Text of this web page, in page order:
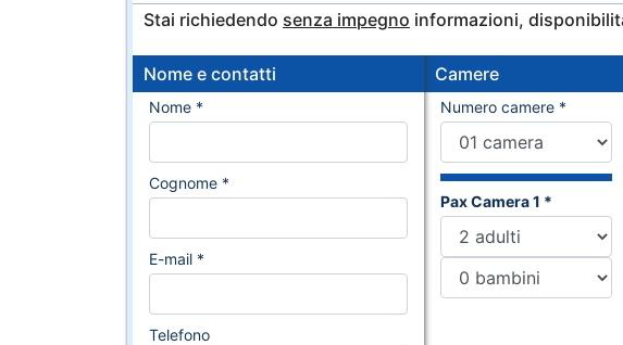
Stai richiedendo senza impegno informazioni,
Nome e contatti
Nome *
Cognome *
E-mail *
Telefono
Camere
Numero camere *
Pax Camera 1 *